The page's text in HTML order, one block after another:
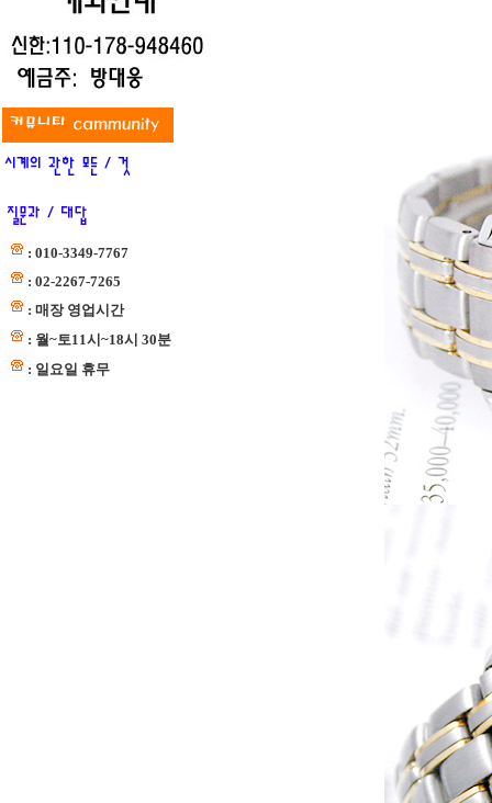
: 010-3349-7767
: 02-2267-7265
: 매장 영업시간
: 월~토11시~18시 30분
: 일요일 휴무